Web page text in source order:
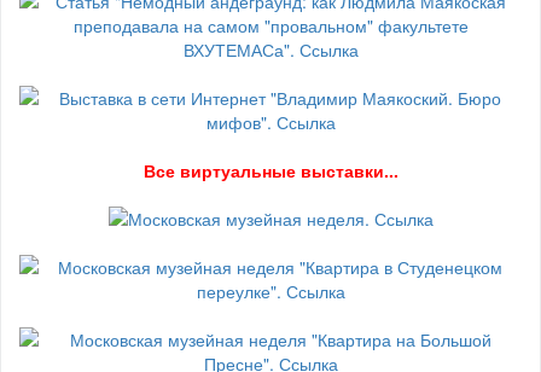
Все виртуальные выставки...